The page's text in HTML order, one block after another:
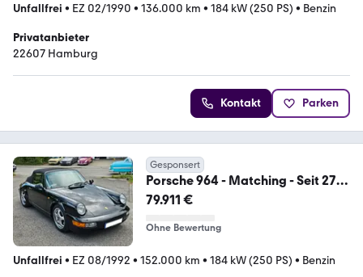
Unfallfrei • EZ 02/1990 • 136.000 km • 184 kW (250 PS) • Benzin
Privatanbieter
22607 Hamburg
Kontakt Parken
Gesponsert
Porsche 964 - Matching - Seit 27
Jahren im Besitz - CUP
79.911 €
Ohne Bewertung
Unfallfrei • EZ 08/1992 • 152.000 km • 184 kW (250 PS) • Benzin